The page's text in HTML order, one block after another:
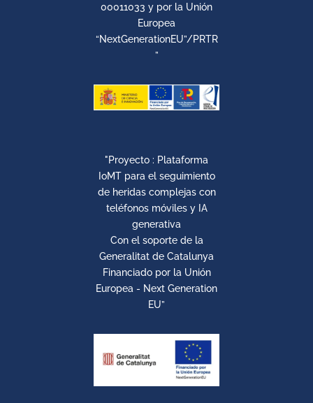
00011033 y por la Unión
Europea
“NextGenerationEU”/PRTR
”
"Proyecto : Plataforma
IoMT para el seguimiento
de heridas complejas con
teléfonos móviles y IA
generativa
Con el soporte de la
Generalitat de Catalunya
Financiado por la Unión
Europea - Next Generation
EU”